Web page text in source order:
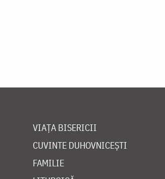
VIAȚA BISERICII
CUVINTE DUHOVNICEȘTI
FAMILIE